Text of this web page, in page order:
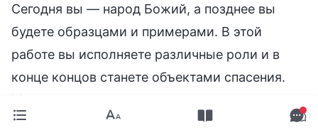
Сегодня вы — народ Божий, а позднее вы
будете образцами и примерами. В этой
работе вы исполняете различные роли и в
конце концов станете объектами спасения.
Многие люди приходят из-за этого в
негативное состояние — разве они не